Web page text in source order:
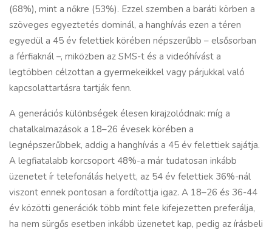
(68%), mint a nőkre (53%). Ezzel szemben a baráti körben a
szöveges egyeztetés dominál, a hanghívás ezen a téren
egyedül a 45 év felettiek körében népszerűbb – elsősorban
a férfiaknál –, miközben az SMS-t és a videóhívást a
legtöbben célzottan a gyermekeikkel vagy párjukkal való
kapcsolattartásra tartják fenn.
A generációs különbségek élesen kirajzolódnak: míg a
chatalkalmazások a 18–26 évesek körében a
legnépszerűbbek, addig a hanghívás a 45 év felettiek sajátja.
A legfiatalabb korcsoport 48%-a már tudatosan inkább
üzenetet ír telefonálás helyett, az 54 év felettiek 36%-nál
viszont ennek pontosan a fordítottja igaz. A 18–26 és 36-44
év közötti generációk több mint fele kifejezetten preferálja,
ha nem sürgős esetben inkább üzenetet kap, pedig az írásbeli